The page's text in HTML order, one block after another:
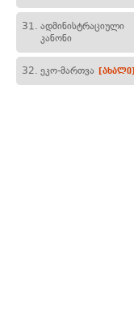
31. ადმინისტრაციული
კანონი
32. ეკო-მართვა [ახალი]